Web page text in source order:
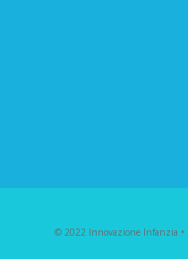
© 2022 Innovazione Infanzia •